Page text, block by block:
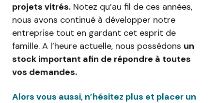
projets vitrés. Notez qu’au fil de ces années,
nous avons continué à développer notre
entreprise tout en gardant cet esprit de
famille. A l’heure actuelle, nous possédons un
stock important afin de répondre à toutes
vos demandes.
Alors vous aussi, n’hésitez plus et placer un